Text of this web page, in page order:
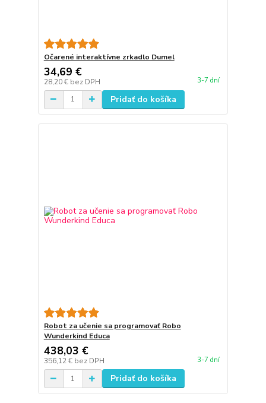
Očarené interaktívne zrkadlo Dumel
34,69 €
28,20 € bez DPH 3-7 dní
Pridať do košíka
Robot za učenie sa programovať Robo
Wunderkind Educa
438,03 €
356,12 € bez DPH 3-7 dní
Pridať do košíka